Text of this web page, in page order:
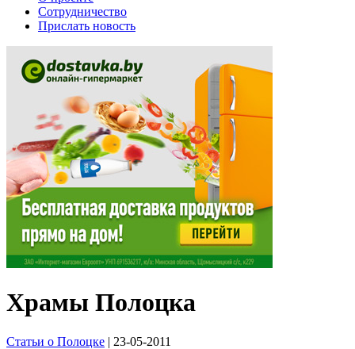
Сотрудничество
Прислать новость
Храмы Полоцка
Статьи о Полоцке | 23-05-2011